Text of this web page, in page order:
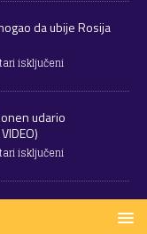
da ubije Rosija
isključeni
udario
isključeni